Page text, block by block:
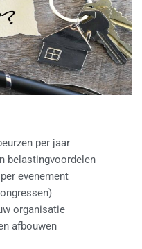
per jaar
belastingvoordelen
evenement
organisatie
afbouwen